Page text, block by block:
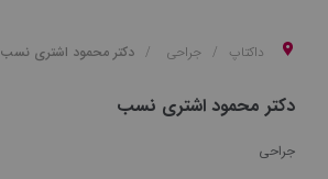
داکتاپ جراحی دکتر محمود اشتری نسب
دکتر محمود اشتری نسب
جراحی